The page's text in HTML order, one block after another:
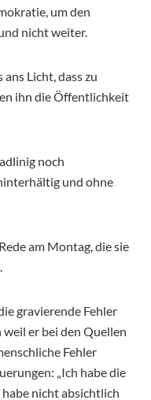
um den
nicht weiter.
Licht, dass zu
ihn die Öffentlichkeit
noch
und ohne
am Montag, die sie
gravierende Fehler
er bei den Quellen
Fehler
„Ich habe die
habe nicht absichtlich